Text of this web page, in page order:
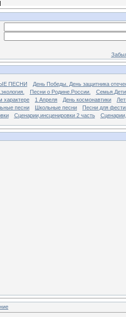
ПЕСНИ
День Победы. День защитника
Песни о Родине.России.
характере 1 Апреля День космонавтики
песни Школьные песни
Песни для
Сценарии,инсценировки 2 часть